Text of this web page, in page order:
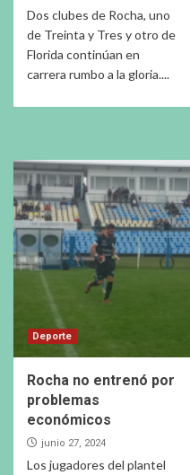
Dos clubes de Rocha, uno
de Treinta y Tres y otro de
Florida continúan en
carrera rumbo a la gloria....
Deporte
Rocha no entrenó por
problemas
económicos
junio 27, 2024
Los jugadores del plantel